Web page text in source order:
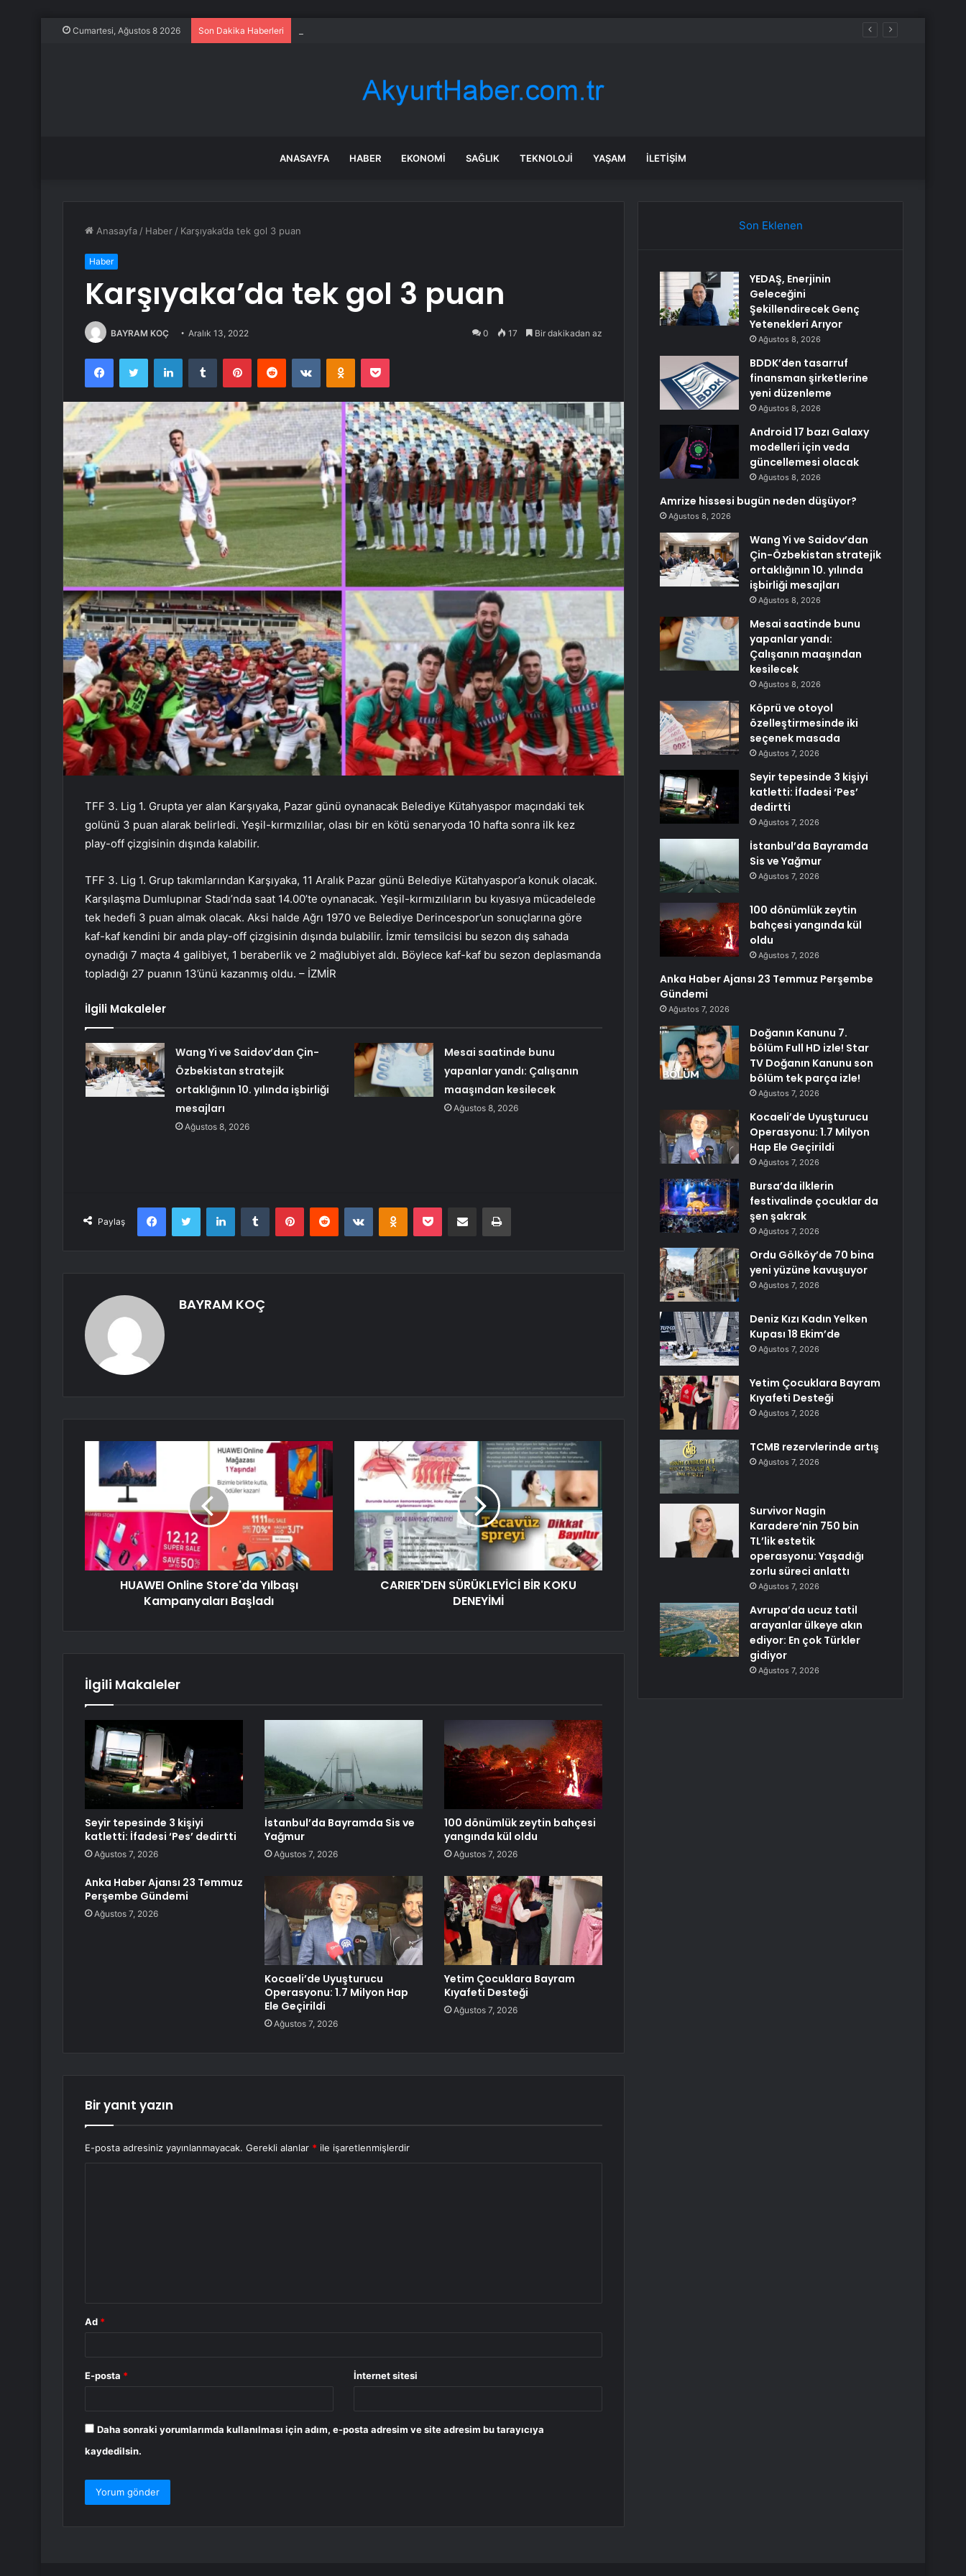
Cumartesi, Ağustos 8 2026 Son Dakika Haberleri
ANASAYFA HABER EKONOMI SAĞLIK TEKNOLOJI YAŞAM İLETIŞIM
Anasayfa / Haber / Karşıyaka’da tek gol 3 puan
Haber
Karşıyaka’da tek gol 3 puan
BAYRAM KOÇ Aralık 13, 2022 0 17 Bir dakikadan az
FacebookTwitter LinkedInTumblr PinterestReddit VKontakteOdnoklassniki
Pocket
TFF 3. Lig 1. Grupta yer alan Karşıyaka, Pazar günü oynanacak Belediye Kütahyaspor maçındaki tek
golünü 3 puan alarak belirledi. Yeşil-kırmızılılar, olası bir en kötü senaryoda 10 hafta sonra ilk kez
play-off çizgisinin dışında kalabilir.
TFF 3. Lig 1. Grup takımlarından Karşıyaka, 11 Aralık Pazar günü Belediye Kütahyaspor’a konuk olacak.
Karşılaşma Dumlupınar Stadı’nda saat 14.00’te oynanacak. Yeşil-kırmızılıların bu kıyasıya mücadelede
tek hedefi 3 puan almak olacak. Aksi halde Ağrı 1970 ve Belediye Derincespor’un sonuçlarına göre
kaf-kaf kendini bir anda play-off çizgisinin dışında bulabilir. İzmir temsilcisi bu sezon dış sahada
oynadığı 7 maçta 4 galibiyet, 1 beraberlik ve 2 mağlubiyet aldı. Böylece kaf-kaf bu sezon deplasmanda
topladığı 27 puanın 13’ünü kazanmış oldu. – İZMİR
İlgili Makaleler
Wang Yi ve Saidov’dan Çin-
Özbekistan stratejik
ortaklığının 10. yılında işbirliği
mesajları
Ağustos 8, 2026
Mesai saatinde bunu
yapanlar yandı: Çalışanın
maaşından kesilecek
Ağustos 8, 2026
Paylaş
FacebookTwitter LinkedInTumblr PinterestReddit VKontakteOdnoklassniki
Pocket E-Posta ile paylaş Yazdır
BAYRAM KOÇ
HUAWEI Online Store'da Yılbaşı
Kampanyaları Başladı
CARIER'DEN SÜRÜKLEYİCİ BİR KOKU
DENEYİMİ
İlgili Makaleler
Seyir tepesinde 3 kişiyi
katletti: İfadesi ‘Pes’ dedirtti
Ağustos 7, 2026
İstanbul’da Bayramda Sis ve
Yağmur
Ağustos 7, 2026
100 dönümlük zeytin bahçesi
yangında kül oldu
Ağustos 7, 2026
Anka Haber Ajansı 23 Temmuz
Perşembe Gündemi
Ağustos 7, 2026
Kocaeli’de Uyuşturucu
Operasyonu: 1.7 Milyon Hap
Ele Geçirildi
Ağustos 7, 2026
Yetim Çocuklara Bayram
Kıyafeti Desteği
Ağustos 7, 2026
Bir yanıt yazın
E-posta adresiniz yayınlanmayacak. Gerekli alanlar * ile işaretlenmişlerdir
Ad *
E-posta * İnternet sitesi
Daha sonraki yorumlarımda kullanılması için adım, e-posta adresim ve site adresim bu tarayıcıya
kaydedilsin.
Son Eklenen
YEDAŞ, Enerjinin
Geleceğini
Şekillendirecek Genç
Yetenekleri Arıyor
Ağustos 8, 2026
BDDK’den tasarruf
finansman şirketlerine
yeni düzenleme
Ağustos 8, 2026
Android 17 bazı Galaxy
modelleri için veda
güncellemesi olacak
Ağustos 8, 2026
Amrize hissesi bugün neden düşüyor?
Ağustos 8, 2026
Wang Yi ve Saidov’dan
Çin-Özbekistan stratejik
ortaklığının 10. yılında
işbirliği mesajları
Ağustos 8, 2026
Mesai saatinde bunu
yapanlar yandı:
Çalışanın maaşından
kesilecek
Ağustos 8, 2026
Köprü ve otoyol
özelleştirmesinde iki
seçenek masada
Ağustos 7, 2026
Seyir tepesinde 3 kişiyi
katletti: İfadesi ‘Pes’
dedirtti
Ağustos 7, 2026
İstanbul’da Bayramda
Sis ve Yağmur
Ağustos 7, 2026
100 dönümlük zeytin
bahçesi yangında kül
oldu
Ağustos 7, 2026
Anka Haber Ajansı 23 Temmuz Perşembe
Gündemi
Ağustos 7, 2026
Doğanın Kanunu 7.
bölüm Full HD izle! Star
TV Doğanın Kanunu son
bölüm tek parça izle!
Ağustos 7, 2026
Kocaeli’de Uyuşturucu
Operasyonu: 1.7 Milyon
Hap Ele Geçirildi
Ağustos 7, 2026
Bursa’da ilklerin
festivalinde çocuklar da
şen şakrak
Ağustos 7, 2026
Ordu Gölköy’de 70 bina
yeni yüzüne kavuşuyor
Ağustos 7, 2026
Deniz Kızı Kadın Yelken
Kupası 18 Ekim’de
Ağustos 7, 2026
Yetim Çocuklara Bayram
Kıyafeti Desteği
Ağustos 7, 2026
TCMB rezervlerinde artış
Ağustos 7, 2026
Survivor Nagin
Karadere’nin 750 bin
TL’lik estetik
operasyonu: Yaşadığı
zorlu süreci anlattı
Ağustos 7, 2026
Avrupa’da ucuz tatil
arayanlar ülkeye akın
ediyor: En çok Türkler
gidiyor
Ağustos 7, 2026